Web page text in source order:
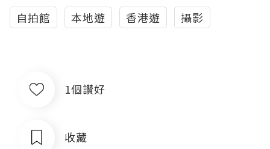
自拍館
本地遊 香港遊 攝影
1個讚好
收藏